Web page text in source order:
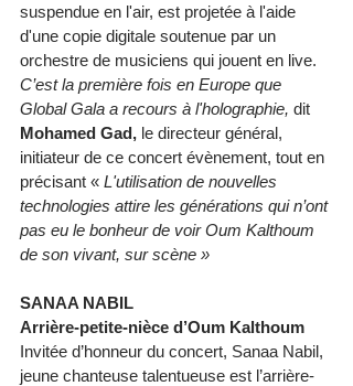
suspendue en l'air, est projetée à l'aide
d'une copie digitale soutenue par un
orchestre de musiciens qui jouent en live.
C’est la première fois en Europe que
Global Gala a recours à l'holographie, dit
Mohamed Gad, le directeur général,
initiateur de ce concert évènement, tout en
précisant « L'utilisation de nouvelles
technologies attire les générations qui n’ont
pas eu le bonheur de voir Oum Kalthoum
de son vivant, sur scène »
SANAA NABIL
Arrière-petite-nièce d’Oum Kalthoum
Invitée d’honneur du concert, Sanaa Nabil,
jeune chanteuse talentueuse est l’arrière-